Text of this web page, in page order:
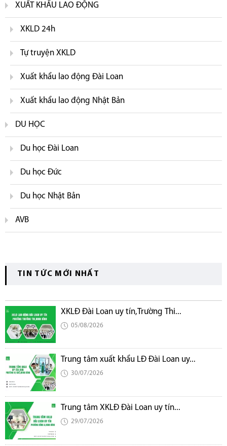
XUẤT KHẨU LAO ĐỘNG
XKLD 24h
Tự truyện XKLD
Xuất khẩu lao động Đài Loan
Xuất khẩu lao động Nhật Bản
DU HỌC
Du học Đài Loan
Du học Đức
Du học Nhật Bản
AVB
TIN TỨC MỚI NHẤT
XKLĐ Đài Loan uy tín,Trường Thi...
05/08/2026
Trung tâm xuất khẩu LĐ Đài Loan uy...
30/07/2026
Trung tâm XKLĐ Đài Loan uy tín...
29/07/2026